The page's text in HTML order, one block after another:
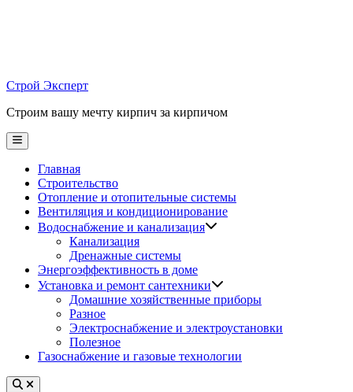
Строй Эксперт
Строим вашу мечту кирпич за кирпичом
Main
Menu
Главная
Строительство
Отопление и отопительные системы
Вентиляция и кондиционирование
Водоснабжение и канализация
Канализация
Дренажные системы
Энергоэффективность в доме
Установка и ремонт сантехники
Домашние хозяйственные приборы
Разное
Электроснабжение и электроустановки
Полезное
Газоснабжение и газовые технологии